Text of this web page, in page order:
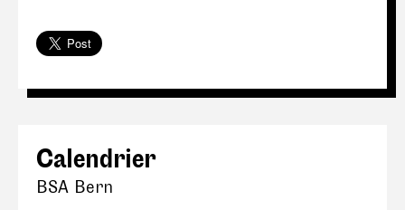
Calendrier
BSA Bern